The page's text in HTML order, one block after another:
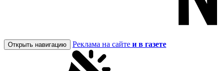
Открыть навигацию Реклама на сайте и в газете